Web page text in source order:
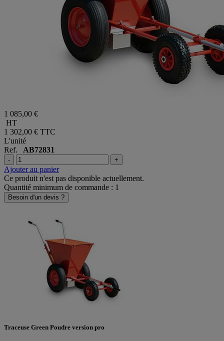
1 085,00 €
HT
1 302,00 € TTC
L'unité
Ref. AB72831
- +
Ajouter au panier
Ce produit n'est pas disponible actuellement.
Quantité minimum de commande : 1
Besoin d'un devis ?
Traceuse Green Poudre version pro